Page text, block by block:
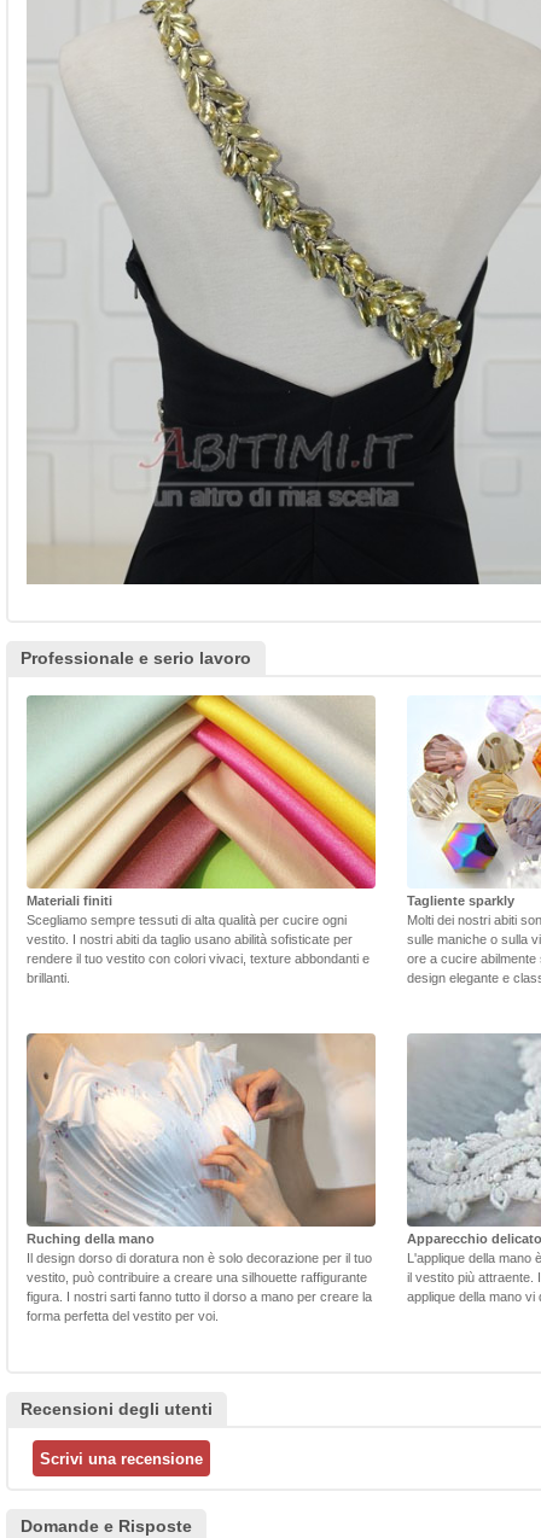
Professionale e serio lavoro
Materiali finiti
Scegliamo sempre tessuti di alta qualità per cucire ogni
vestito. I nostri abiti da taglio usano abilità sofisticate per
rendere il tuo vestito con colori vivaci, texture abbondanti e
brillanti.
Tagliente sparkly
Molti dei nostri abiti
sulle maniche o sulla
ore a cucire
design elegante e
Ruching della mano
Il design dorso di doratura non è solo decorazione per il tuo
vestito, può contribuire a creare una silhouette raffigurante
figura. I nostri sarti fanno tutto il dorso a mano per creare la
forma perfetta del vestito per voi.
Apparecchio delicato
L'applique della mano
il vestito più attraente.
applique della mano
Recensioni degli utenti
Domande e Risposte